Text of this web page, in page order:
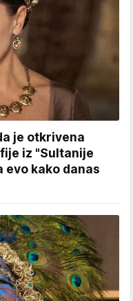
je otkrivena
iz "Sultanije
evo kako danas